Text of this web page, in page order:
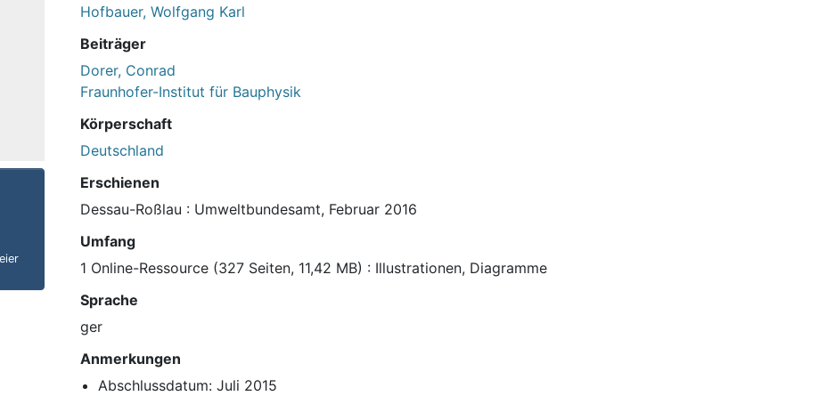
Hofbauer, Wolfgang Karl
Beiträger
Dorer, Conrad
Fraunhofer-Institut für Bauphysik
Körperschaft
Deutschland
Erschienen
Dessau-Roßlau : Umweltbundesamt, Februar 2016
Umfang
1 Online-Ressource (327 Seiten, 11,42 MB) : Illustrationen, Diagramme
Sprache
ger
Anmerkungen
Abschlussdatum: Juli 2015